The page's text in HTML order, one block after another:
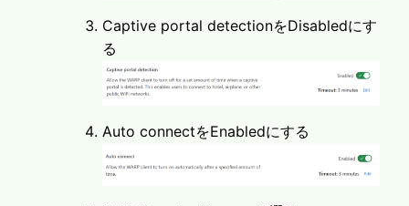
Captive portal detectionをDisabledにす
る
Auto connectをEnabledにする